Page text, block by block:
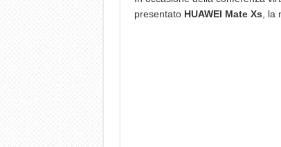
presentato HUAWEI Mate Xs ,